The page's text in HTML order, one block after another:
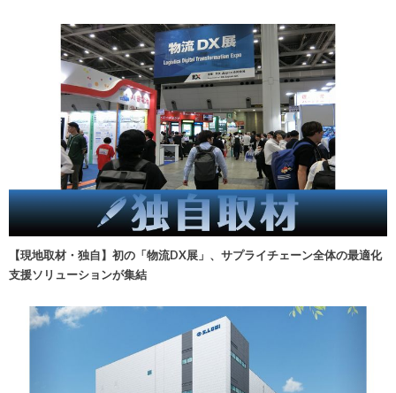
【現地取材・独自】初の「物流DX展」、サプライチェーン全体の最適化
支援ソリューションが集結